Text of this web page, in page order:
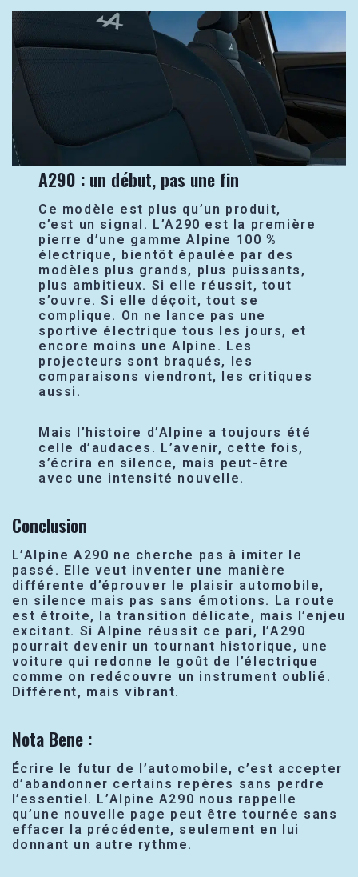
A290 : un début, pas une fin
Ce modèle est plus qu’un produit,
c’est un signal. L’A290 est la première
pierre d’une gamme Alpine 100 %
électrique, bientôt épaulée par des
modèles plus grands, plus puissants,
plus ambitieux. Si elle réussit, tout
s’ouvre. Si elle déçoit, tout se
complique. On ne lance pas une
sportive électrique tous les jours, et
encore moins une Alpine. Les
projecteurs sont braqués, les
comparaisons viendront, les critiques
aussi.
Mais l’histoire d’Alpine a toujours été
celle d’audaces. L’avenir, cette fois,
s’écrira en silence, mais peut-être
avec une intensité nouvelle.
Conclusion
L’Alpine A290 ne cherche pas à imiter le
passé. Elle veut inventer une manière
différente d’éprouver le plaisir automobile,
en silence mais pas sans émotions. La route
est étroite, la transition délicate, mais l’enjeu
excitant. Si Alpine réussit ce pari, l’A290
pourrait devenir un tournant historique, une
voiture qui redonne le goût de l’électrique
comme on redécouvre un instrument oublié.
Différent, mais vibrant.
Nota Bene :
Écrire le futur de l’automobile, c’est accepter
d’abandonner certains repères sans perdre
l’essentiel. L’Alpine A290 nous rappelle
qu’une nouvelle page peut être tournée sans
effacer la précédente, seulement en lui
donnant un autre rythme.